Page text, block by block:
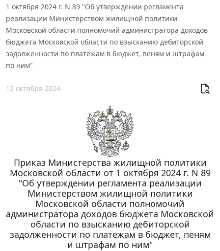
1 октября 2024 г. N 89 "Об утверждении регламента
реализации Министерством жилищной политики
Московской области полномочий администратора доходов
бюджета Московской области по взысканию дебиторской
задолженности по платежам в бюджет, пеням и штрафам
по ним"
12 октября 2024
Приказ Министерства жилищной политики
Московской области от 1 октября 2024 г. N 89
"Об утверждении регламента реализации
Министерством жилищной политики
Московской области полномочий
администратора доходов бюджета Московской
области по взысканию дебиторской
задолженности по платежам в бюджет, пеням
и штрафам по ним"